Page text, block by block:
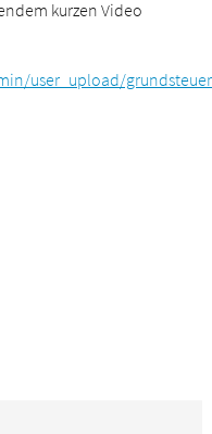
kurzen Video
user_upload/